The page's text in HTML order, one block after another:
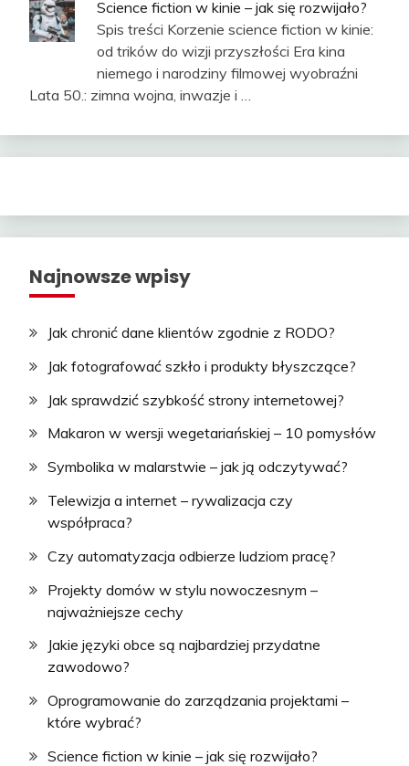
Science fiction w kinie – jak się rozwijało?
Spis treści Korzenie science fiction w kinie:
od trików do wizji przyszłości Era kina
niemego i narodziny filmowej wyobraźni
Lata 50.: zimna wojna, inwazje i …
Najnowsze wpisy
Jak chronić dane klientów zgodnie z RODO?
Jak fotografować szkło i produkty błyszczące?
Jak sprawdzić szybkość strony internetowej?
Makaron w wersji wegetariańskiej – 10 pomysłów
Symbolika w malarstwie – jak ją odczytywać?
Telewizja a internet – rywalizacja czy
współpraca?
Czy automatyzacja odbierze ludziom pracę?
Projekty domów w stylu nowoczesnym –
najważniejsze cechy
Jakie języki obce są najbardziej przydatne
zawodowo?
Oprogramowanie do zarządzania projektami –
które wybrać?
Science fiction w kinie – jak się rozwijało?